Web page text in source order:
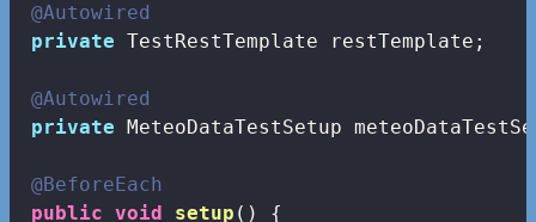
@Autowired
private TestRestTemplate restTemplate;
@Autowired
private MeteoDataTestSetup
@BeforeEach
public void setup ()
{